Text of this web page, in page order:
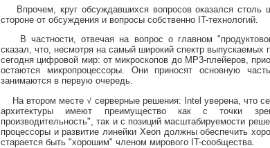
Впрочем, круг обсуждавшихся вопросов оказался столь
стороне от обсуждения и вопросы собственно IT-технологий.
В частности, отвечая на вопрос о главном
сказал, что, несмотря на самый широкий спектр
сегодня цифровой мир: от микроскопов до MP3-плейеров,
остаются микропроцессоры. Они приносят основную
занимаются в первую очередь.
На втором месте √ серверные решения: Intel уверена, что
архитектуры имеют преимущество как с точки
производительность", так и с позиций масштабируемости
процессоры и развитие линейки Xeon должны обеспечить
старается быть "хорошим" членом мирового IT-сообщества.